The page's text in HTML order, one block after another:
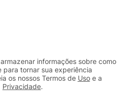
informações sobre como
para tornar sua experiência
os nossos Termos de Usoe a
Privacidade.